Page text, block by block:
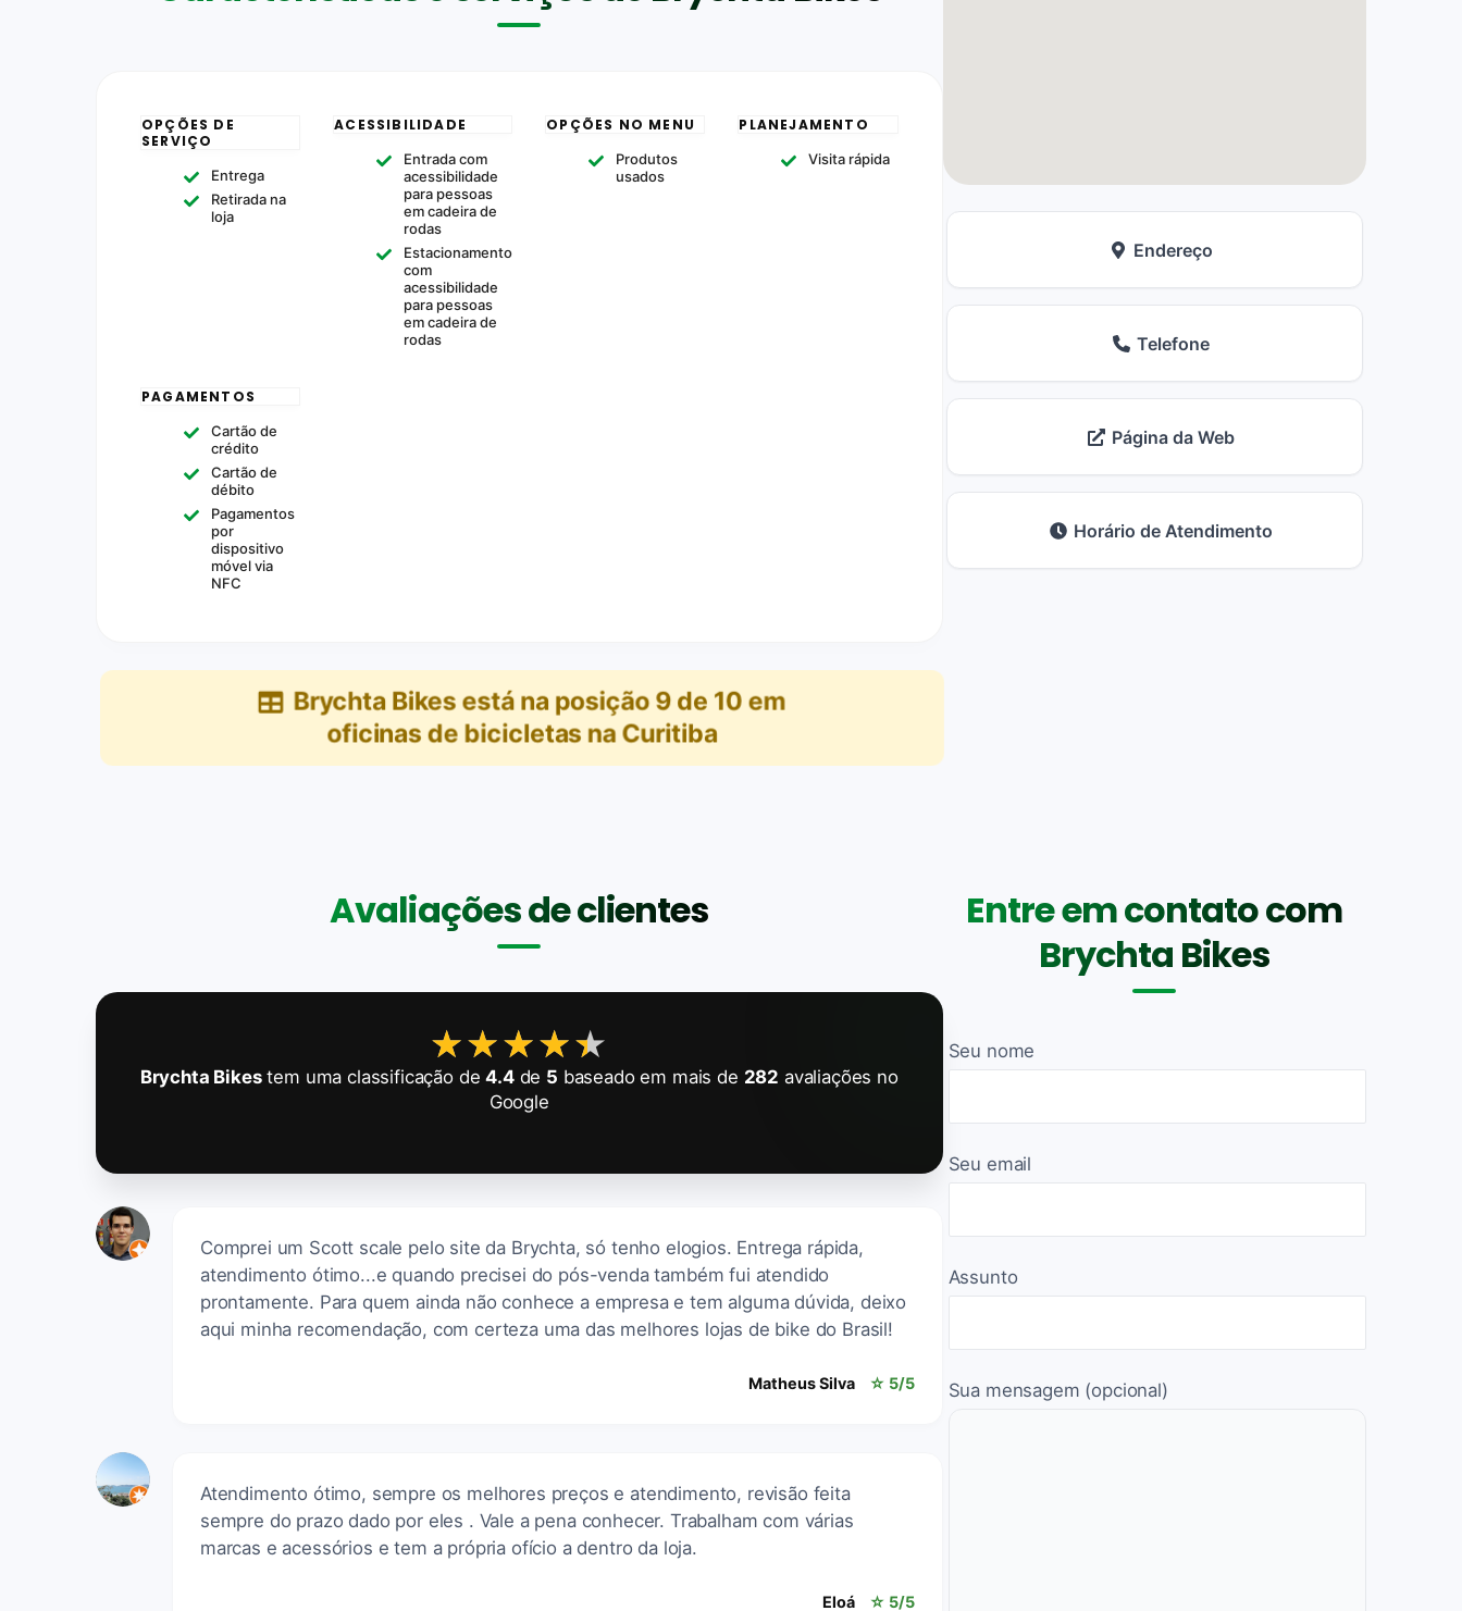
OPÇÕES DE
SERVIÇO
Entrega
Retirada na
loja
ACESSIBILIDADE
Entrada com
acessibilidade
para pessoas
em cadeira de
rodas
Estacionamento
com
acessibilidade
para pessoas
em cadeira de
rodas
OPÇÕES NO MENU
Produtos
usados
PLANEJAMENTO
Visita rápida
PAGAMENTOS
Cartão de
crédito
Cartão de
débito
Pagamentos
por
dispositivo
móvel via
NFC
Brychta Bikes está na posição 9 de 10 em
oficinas de bicicletas na Curitiba
Endereço
Telefone
Página da Web
Horário de Atendimento
Avaliações de clientes
★★★★★
★★★★★
Brychta Bikestem uma classificação de4.4de 5 baseado em mais de 282 avaliações no
Google
Comprei um Scott scale pelo site da Brychta, só tenho elogios. Entrega rápida,
atendimento ótimo...e quando precisei do pós-venda também fui atendido
prontamente. Para quem ainda não conhece a empresa e tem alguma dúvida, deixo
aqui minha recomendação, com certeza uma das melhores lojas de bike do Brasil!
Matheus Silva ☆ 5/5
Atendimento ótimo, sempre os melhores preços e atendimento, revisão feita
sempre do prazo dado por eles . Vale a pena conhecer. Trabalham com várias
marcas e acessórios e tem a própria ofício a dentro da loja.
Eloá ☆ 5/5
Entre em contato com
Brychta Bikes
Seu nome
Seu email
Assunto
Sua mensagem (opcional)